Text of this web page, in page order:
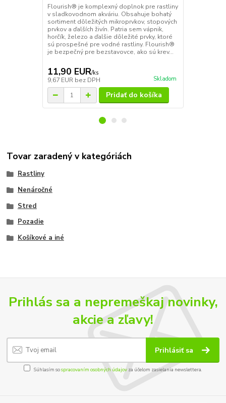
Flourish® je komplexný doplnok pre rastliny
v sladkovodnom akváriu. Obsahuje bohatý
sortiment dôležitých mikroprvkov, stopových
prvkov a ďalších živín. Patria sem vápnik,
horčík, železo a ďalšie dôležité prvky, ktoré
sú prospešné pre vodné rastliny. Flourish®
je bezpečný pre bezstavovce, ako sú krev...
11,90 EUR/ks
9,67 EUR bez DPH Skladom
Pridať do košíka
Tovar zaradený v kategóriách
Rastliny
Nenáročné
Stred
Pozadie
Košíkové a iné
Prihlás sa a nepremeškaj novinky,
akcie a zľavy!
Prihlásiť sa
Súhlasím sospracovaním osobných údajov za účelom zasielania newslettera.